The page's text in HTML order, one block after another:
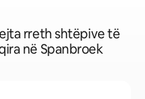
rreth shtëpive të
në Spanbroek